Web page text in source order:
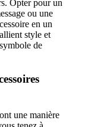
Opter pour un
ou une
en un
allient style et
de
une manière